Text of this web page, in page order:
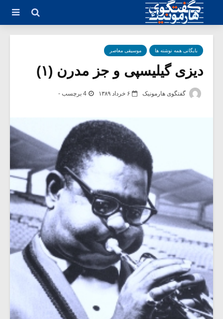
بایگانی همه نوشته ها موسیقی معاصر
دیزی گیلیسپی و جز مدرن (۱)
گفتگوی هارمونیک ۶ خرداد ۱۳۸۹ 4 برچسب -